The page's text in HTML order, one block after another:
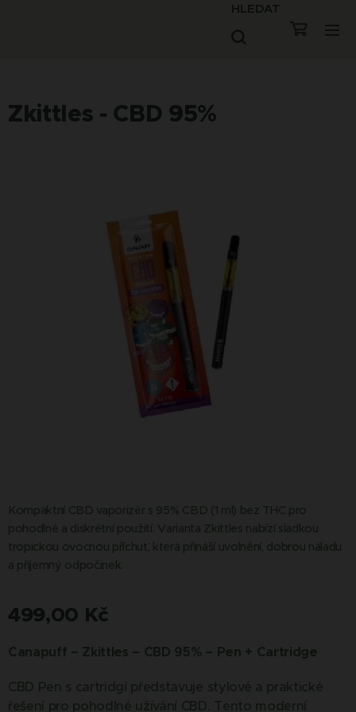
HLEDAT
Zkittles - CBD 95%
Kompaktní CBD vaporizér s 95% CBD (1 ml) bez THC pro
pohodlné a diskrétní použití. Varianta Zkittles nabízí sladkou
tropickou ovocnou příchuť, která přináší uvolnění, dobrou náladu
a příjemný odpočinek.
499,00 Kč
Canapuff – Zkittles – CBD 95% – Pen + Cartridge
CBD Pen s cartridgí představuje stylové a praktické
řešení pro pohodlné užívání CBD. Tento moderní